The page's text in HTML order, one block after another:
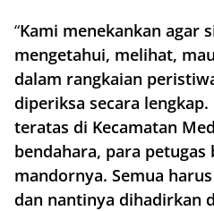
“Kami menekankan agar
mengetahui, melihat,
dalam rangkaian
diperiksa secara
teratas di Kecamatan
bendahara, para
mandornya. Semua
dan nantinya dihadirkan